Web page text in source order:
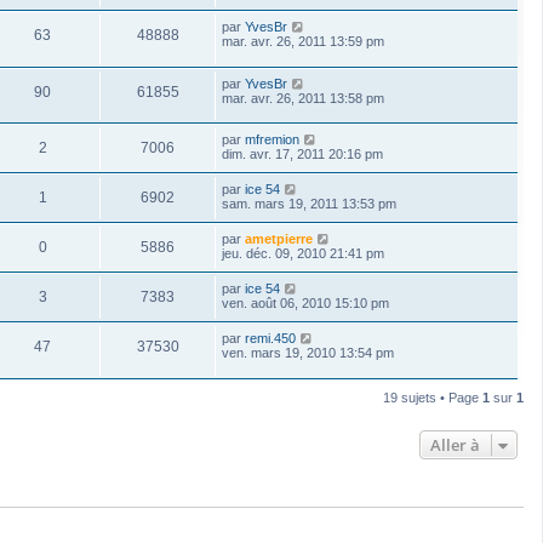
63 48888 par YvesBr
mar. avr. 26, 2011 13:59 pm
90 61855 par YvesBr
mar. avr. 26, 2011 13:58 pm
2 7006 par mfremion
dim. avr. 17, 2011 20:16 pm
1 6902 par ice 54
sam. mars 19, 2011 13:53 pm
0 5886 par ametpierre
jeu. déc. 09, 2010 21:41 pm
3 7383 par ice 54
ven. août 06, 2010 15:10 pm
47 37530 par remi.450
ven. mars 19, 2010 13:54 pm
19 sujets • Page 1 sur 1
Aller à